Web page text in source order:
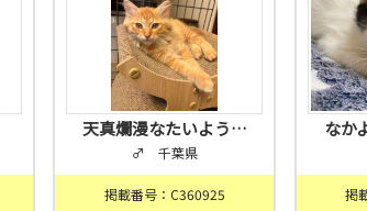
天真爛漫なたいよう…
♂ 千葉県
掲載番号：C360925
なか
掲